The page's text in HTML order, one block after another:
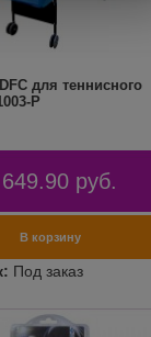
для теннисного
P
руб.